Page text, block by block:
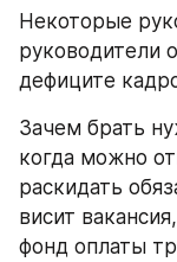
Некоторые
руководители
дефиците
Зачем брать
когда можно
раскидать
висит
фонд оплаты